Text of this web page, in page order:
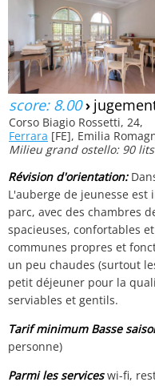
score: 8.00›
Corso Biagio Rossetti, 24,
Ferrara [FE], Emilia
Milieu grand ostello: 90 lits
Révision d'orientation:
L'auberge de jeunesse
parc, avec des chambres
spacieuses, confortables
communes propres et
un peu chaudes (surtout
petit déjeuner pour la
serviables et gentils.
Tarif minimum Basse
personne)
Parmi les serviceswi-fi,